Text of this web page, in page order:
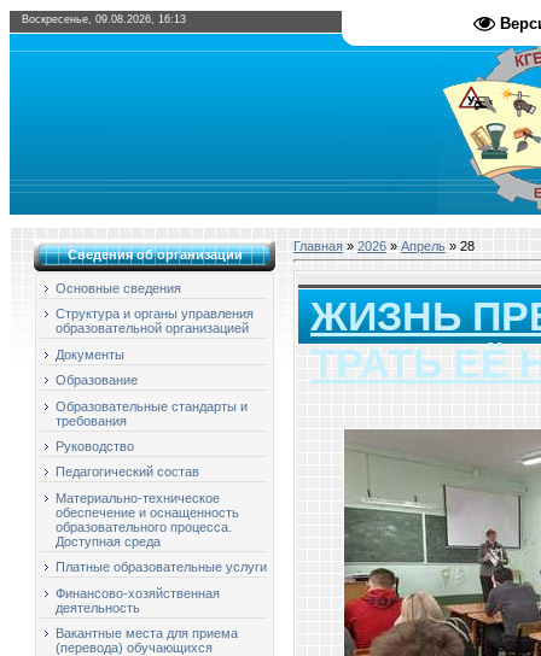
Воскресенье, 09.08.2026, 16:13
Сведения об организации
Основные сведения
Структура и органы управления
образовательной организацией
Документы
Образование
Образовательные стандарты и
требования
Руководство
Педагогический состав
Материально-техническое
обеспечение и оснащенность
образовательного процесса.
Доступная среда
Платные образовательные услуги
Финансово-хозяйственная
деятельность
Вакантные места для приема
(перевода) обучающихся
Главная » 2026 » Апрель » 28
ЖИЗНЬ
ТРАТЬ ЕЁ